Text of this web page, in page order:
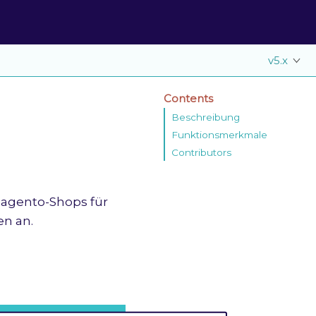
v5.x
Contents
Beschreibung
Funktionsmerkmale
Contributors
Shops für
an.